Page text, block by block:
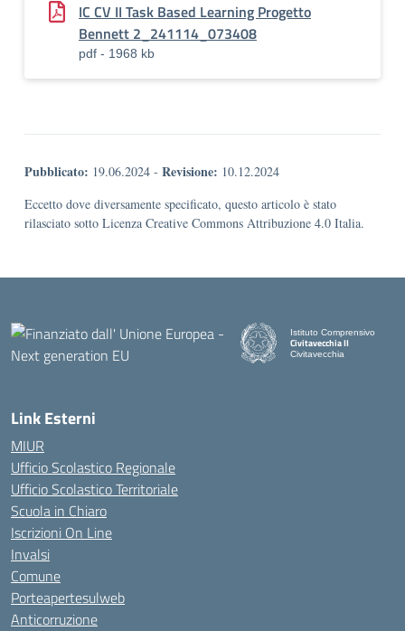
IC CV II Task Based Learning Progetto
Bennett 2_241114_073408
pdf - 1968 kb
Pubblicato: 19.06.2024 - Revisione: 10.12.2024
Eccetto dove diversamente specificato, questo articolo è stato
rilasciato sotto Licenza Creative Commons Attribuzione 4.0 Italia.
Istituto Comprensivo
Civitavecchia II
Civitavecchia
Link Esterni
MIUR
Ufficio Scolastico Regionale
Ufficio Scolastico Territoriale
Scuola in Chiaro
Iscrizioni On Line
Invalsi
Comune
Porteapertesulweb
Anticorruzione